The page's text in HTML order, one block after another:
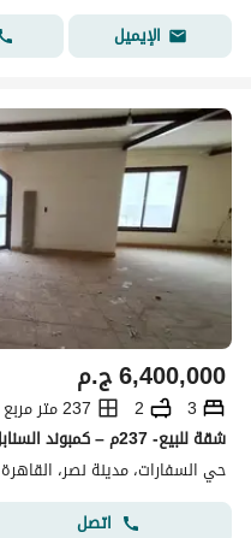
الإيميل
ج.م6,400,000
3
2
237 متر مربع
حي السفارات، مدينة نصر، القاهرة
اتصل